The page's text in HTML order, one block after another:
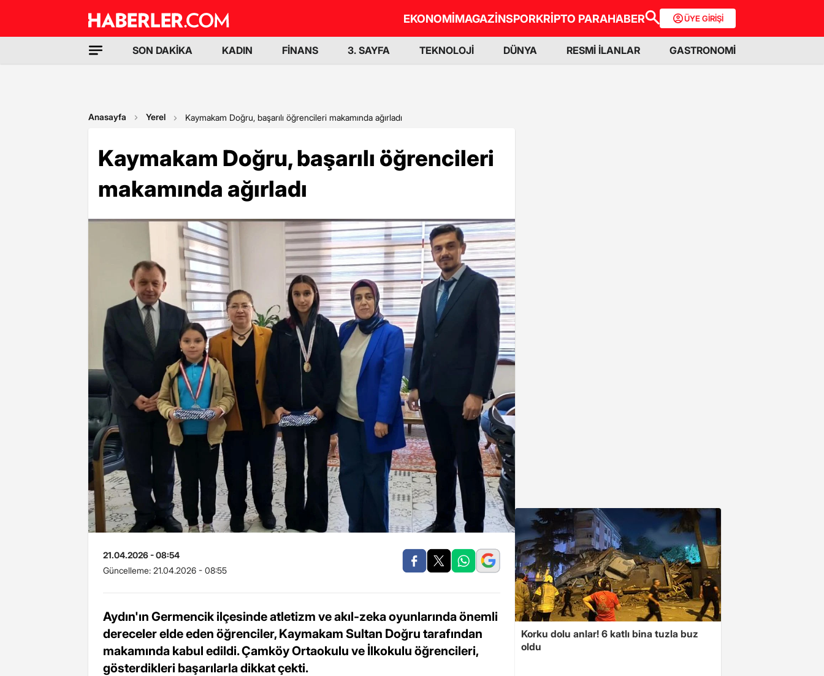
EKONOMİMAGAZİNSPORKRİPTO PARAHABER ÜYE GİRİŞİ
SON DAKİKA KADIN FİNANS 3. SAYFA TEKNOLOJİ DÜNYA RESMİ İLANLAR GASTRONOMİ
Anasayfa Yerel Kaymakam Doğru, başarılı öğrencileri makamında ağırladı
Kaymakam Doğru, başarılı öğrencileri
makamında ağırladı
21.04.2026 - 08:54
Güncelleme: 21.04.2026 - 08:55
Aydın'ın Germencik ilçesinde atletizm ve akıl-zeka oyunlarında önemli
dereceler elde eden öğrenciler, Kaymakam Sultan Doğru tarafından
makamında kabul edildi. Çamköy Ortaokulu ve İlkokulu öğrencileri,
gösterdikleri başarılarla dikkat çekti.
Korku dolu anlar! 6 katlı bina tuzla buz
oldu